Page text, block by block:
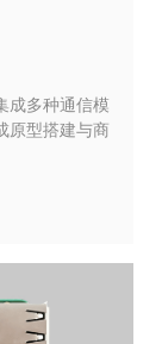
成多种通信模
成原型搭建与商